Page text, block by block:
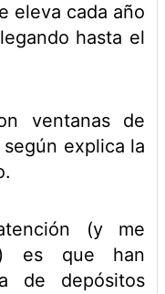
eleva cada año
hasta el
ventanas de
explica la
(y me
es que han
de depósitos